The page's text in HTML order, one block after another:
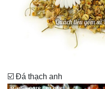
☑️ Đá thạch anh